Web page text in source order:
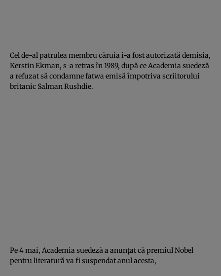
Cel de-al patrulea membru căruia i-a fost autorizată demisia,
Kerstin Ekman, s-a retras în 1989, după ce Academia suedeză
a refuzat să condamne fatwa emisă împotriva scriitorului
britanic Salman Rushdie.
Pe 4 mai, Academia suedeză a anunţat că premiul Nobel
pentru literatură va fi suspendat anul acesta,